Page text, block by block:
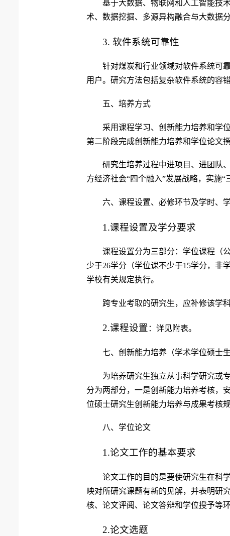
基于大数据、物联网和人工智能技
术、数据挖掘、多源异构融合与大数据
3. 软件系统可靠性
针对煤炭和行业领域对软件系统可
用户。研究方法包括复杂软件系统的容
五、培养方式
采用课程学习、创新能力培养和学
第二阶段完成创新能力培养和学位论文撰
研究生培养过程中进项目、进团队
方经济社会“四个融入”发展战略，实施
六、课程设置、必修环节及学时、
1.课程设置及学分要求
课程设置分为三部分：学位课程（
少于26学分（学位课不少于15学分，非
学校有关规定执行。
跨专业考取的研究生，应补修该学
2.课程设置 ：详见附表。
七、创新能力培养（学术学位硕士生
为培养研究生独立从事科学研究或
分为两部分，一是创新能力培养考核，
位硕士研究生创新能力培养与成果考核规
八、学位论文
1.论文工作的基本要求
论文工作的目的是要使研究生在科
映对所研究课题有新的见解，并表明研
核、论文评阅、论文答辩和学位授予等环
2.论文选题